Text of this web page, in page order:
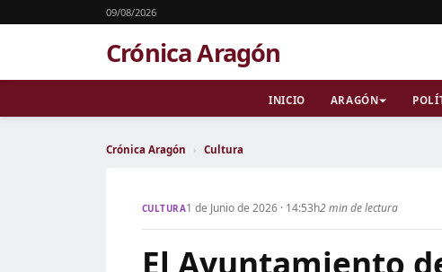
09/08/2026
Crónica Aragón
INICIO ARAGÓN
Crónica Aragón › Cultura
CULTURA1 de Junio de 2026 · 14:53h2 min de lectura
El Ayuntamiento